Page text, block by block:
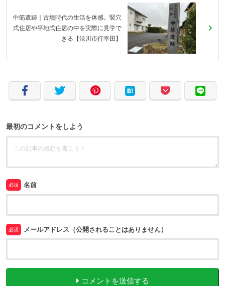
中筋遺跡｜古墳時代の生活を体感。竪穴
式住居や平地式住居の中を実際に見学で
きる【渋川市行幸田】
最初のコメントをしよう
必須 名前
必須 メールアドレス（公開されることはありません）
コメントを送信する